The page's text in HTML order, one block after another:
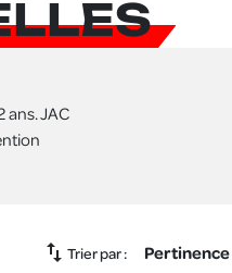
ans. JAC
swap_vert Trier par : Pertinence